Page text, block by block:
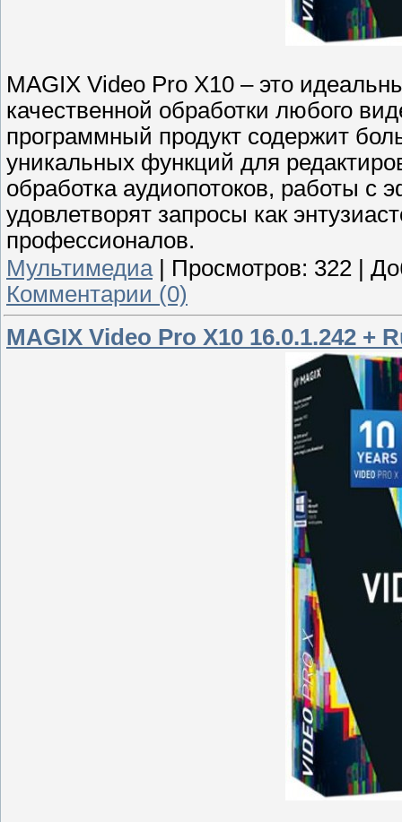
MAGIX Video Pro X10 – это
качественной обработки любого
программный продукт содержит
уникальных функций для
обработка аудиопотоков, работы с
удовлетворят запросы как
профессионалов.
Мультимедиа| Просмотров: 322
Комментарии (0)
MAGIX Video Pro X10 16.0.1.242 +